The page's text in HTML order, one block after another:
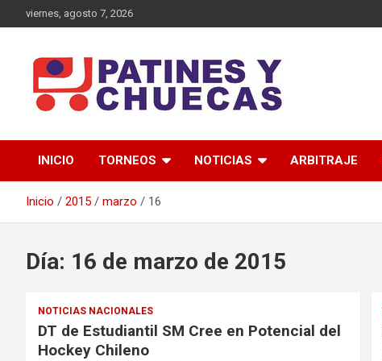
al
viernes, agosto 7, 2026
Patines y Chuecas
INICIO TORNEOS NOTICIAS ARBITRAJE
Inicio 2015 marzo 16
Día: 16 de marzo de 2015
NOTICIAS NACIONALES
DT de Estudiantil SM Cree en Potencial del
Hockey Chileno